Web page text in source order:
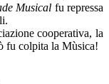
Musical fu repressa
cooperativa, la
fu colpita la Mùsica!